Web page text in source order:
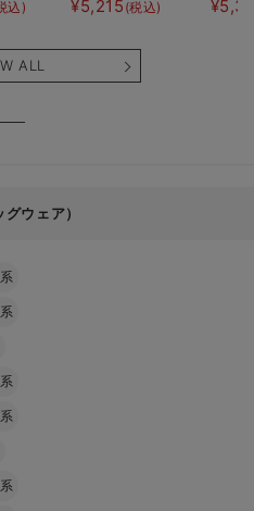
ニテ
】
込)
ミソール
¥5,215 (税込)
ェー
ALL
ウェア）